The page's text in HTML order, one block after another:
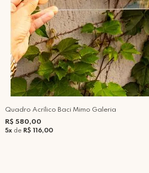
Quadro Acrílico Baci Mimo Galeria
R$ 580,00
5x de R$ 116,00